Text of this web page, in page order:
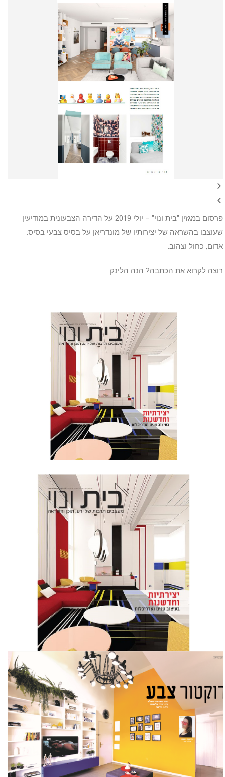
פרסום במגזין "בית ונוי" – יולי 2019 על הדירה הצבעונית במודיעין
שעוצבו בהשראה של יצירותיו של מונדריאן על בסיס צבעי בסיס:
אדום, כחול וצהוב.
רוצה לקרוא את הכתבה? הנה הלינק.